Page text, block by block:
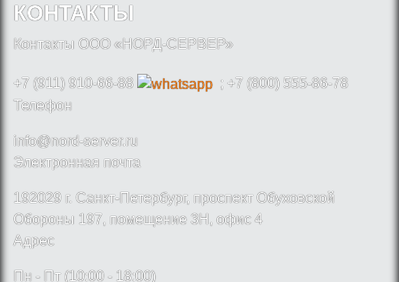
КОНТАКТЫ
Контакты ООО «НОРД-СЕРВЕР»
+7 (911) 910-66-88
; +7 (800) 555-86-78
Телефон
info@nord-server.ru
Электронная почта
192029 г. Санкт-Петербург, проспект Обуховской
Обороны 197, помещение 3Н, офис 4
Адрес
Пн - Пт (10:00 - 18:00)